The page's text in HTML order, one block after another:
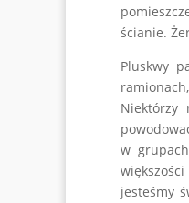
ścianie.
Pluskwy
w
jesteśmy